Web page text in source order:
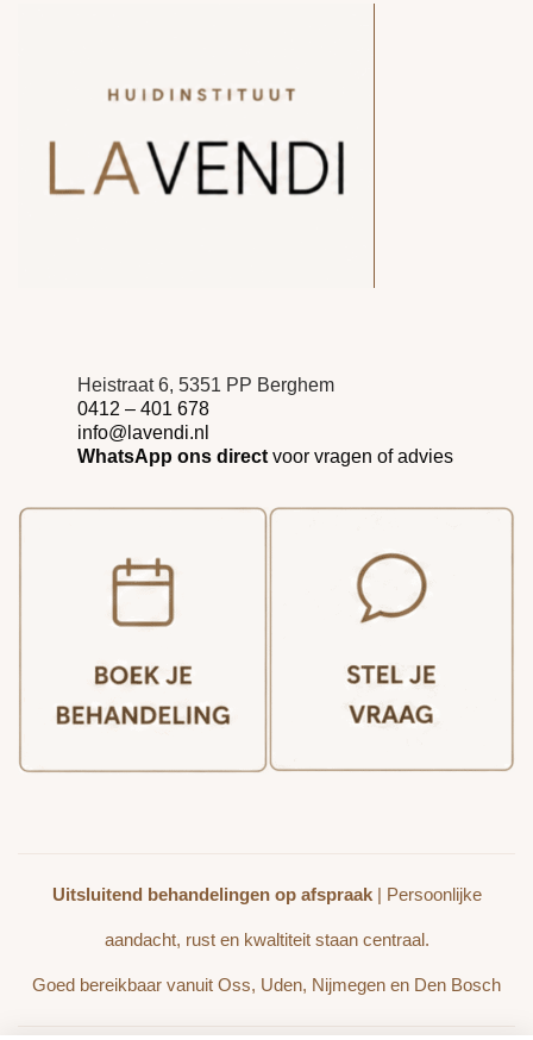
Heistraat 6, 5351 PP Berghem
0412 – 401 678
info@lavendi.nl
WhatsApp ons direct voor vragen of advies
Uitsluitend behandelingen op afspraak| Persoonlijke
aandacht, rust en kwaltiteit staan centraal.
Goed bereikbaar vanuit Oss, Uden, Nijmegen en Den Bosch